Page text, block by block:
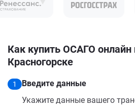
Как купить ОСАГО онлайн
Красногорске
1
Введите данные
Укажите данные вашего